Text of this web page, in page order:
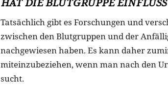
HAT DIE BLUTGRUPPE
Tatsächlich gibt es Forschungen und
zwischen den Blutgruppen und der
nachgewiesen haben. Es kann daher
miteinzubeziehen, wenn man nach den
sucht.